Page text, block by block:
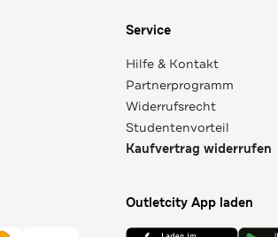
Service
Hilfe & Kontakt
Partnerprogramm
Widerrufsrecht
Studentenvorteil
Kaufvertrag widerrufen
Outletcity App laden